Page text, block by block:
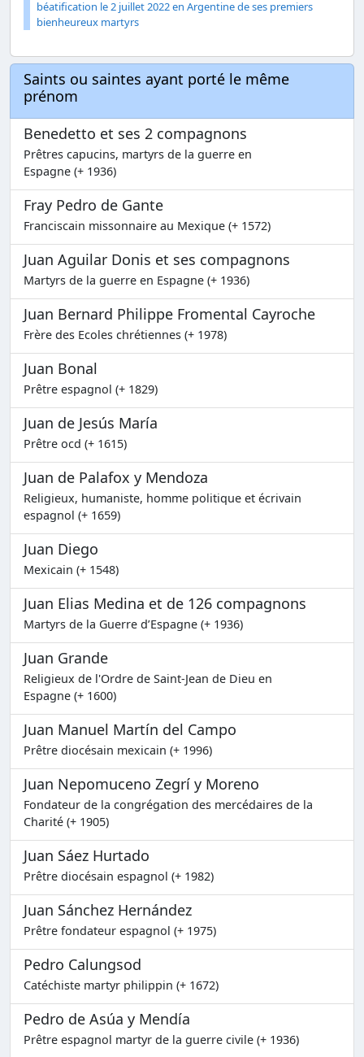
béatification le 2 juillet 2022 en Argentine de ses premiers
bienheureux martyrs
Saints ou saintes ayant porté le même
prénom
Benedetto et ses 2 compagnons
Prêtres capucins, martyrs de la guerre en
Espagne (+ 1936)
Fray Pedro de Gante
Franciscain missonnaire au Mexique (+ 1572)
Juan Aguilar Donis et ses compagnons
Martyrs de la guerre en Espagne (+ 1936)
Juan Bernard Philippe Fromental Cayroche
Frère des Ecoles chrétiennes (+ 1978)
Juan Bonal
Prêtre espagnol (+ 1829)
Juan de Jesús María
Prêtre ocd (+ 1615)
Juan de Palafox y Mendoza
Religieux, humaniste, homme politique et écrivain
espagnol (+ 1659)
Juan Diego
Mexicain (+ 1548)
Juan Elias Medina et de 126 compagnons
Martyrs de la Guerre d’Espagne (+ 1936)
Juan Grande
Religieux de l'Ordre de Saint-Jean de Dieu en
Espagne (+ 1600)
Juan Manuel Martín del Campo
Prêtre diocésain mexicain (+ 1996)
Juan Nepomuceno Zegrí y Moreno
Fondateur de la congrégation des mercédaires de la
Charité (+ 1905)
Juan Sáez Hurtado
Prêtre diocésain espagnol (+ 1982)
Juan Sánchez Hernández
Prêtre fondateur espagnol (+ 1975)
Pedro Calungsod
Catéchiste martyr philippin (+ 1672)
Pedro de Asúa y Mendía
Prêtre espagnol martyr de la guerre civile (+ 1936)